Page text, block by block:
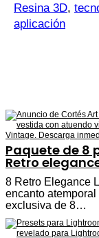
Resina 3D,
aplicación
Paquete de 8
Retro
8 Retro Elegance
encanto
exclusiva de 8…